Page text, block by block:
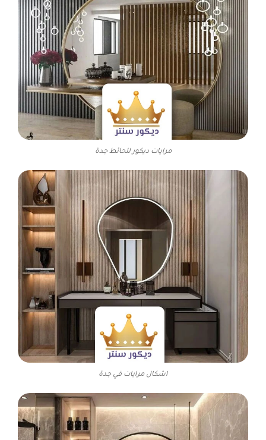
مرايات ديكور للحائط جدة
اشكال مرايات في جدة